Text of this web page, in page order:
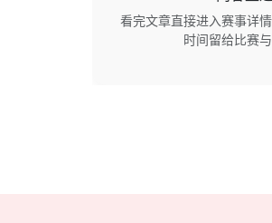
看完文章直接进入赛事详
时间留给比赛与